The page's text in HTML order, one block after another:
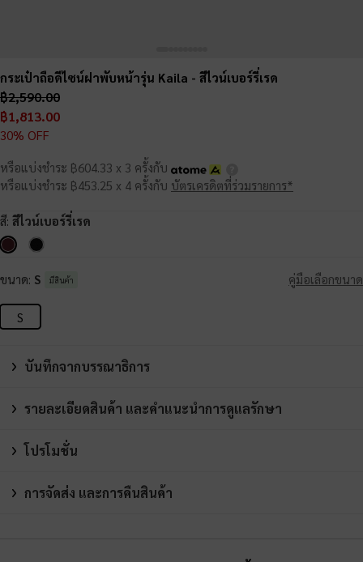
กระเป๋าถือดีไซน์ฝาพับหน้ารุ่น Kaila - สีไวน์เบอร์รี่เรด
฿2,590.00
฿1,813.00
30% OFF
หรือแบ่งชำระ ฿604.33 x 3 ครั้งกับ
หรือแบ่งชำระ ฿453.25 x 4 ครั้งกับ บัตรเครดิตที่ร่วมรายการ*
สี: สีไวน์เบอร์รี่เรด
ขนาด: S มีสินค้า คู่มือเลือกขนาด
S
บันทึกจากบรรณาธิการ
รายละเอียดสินค้า และคำแนะนำการดูแลรักษา
โปรโมชั่น
การจัดส่ง และการคืนสินค้า